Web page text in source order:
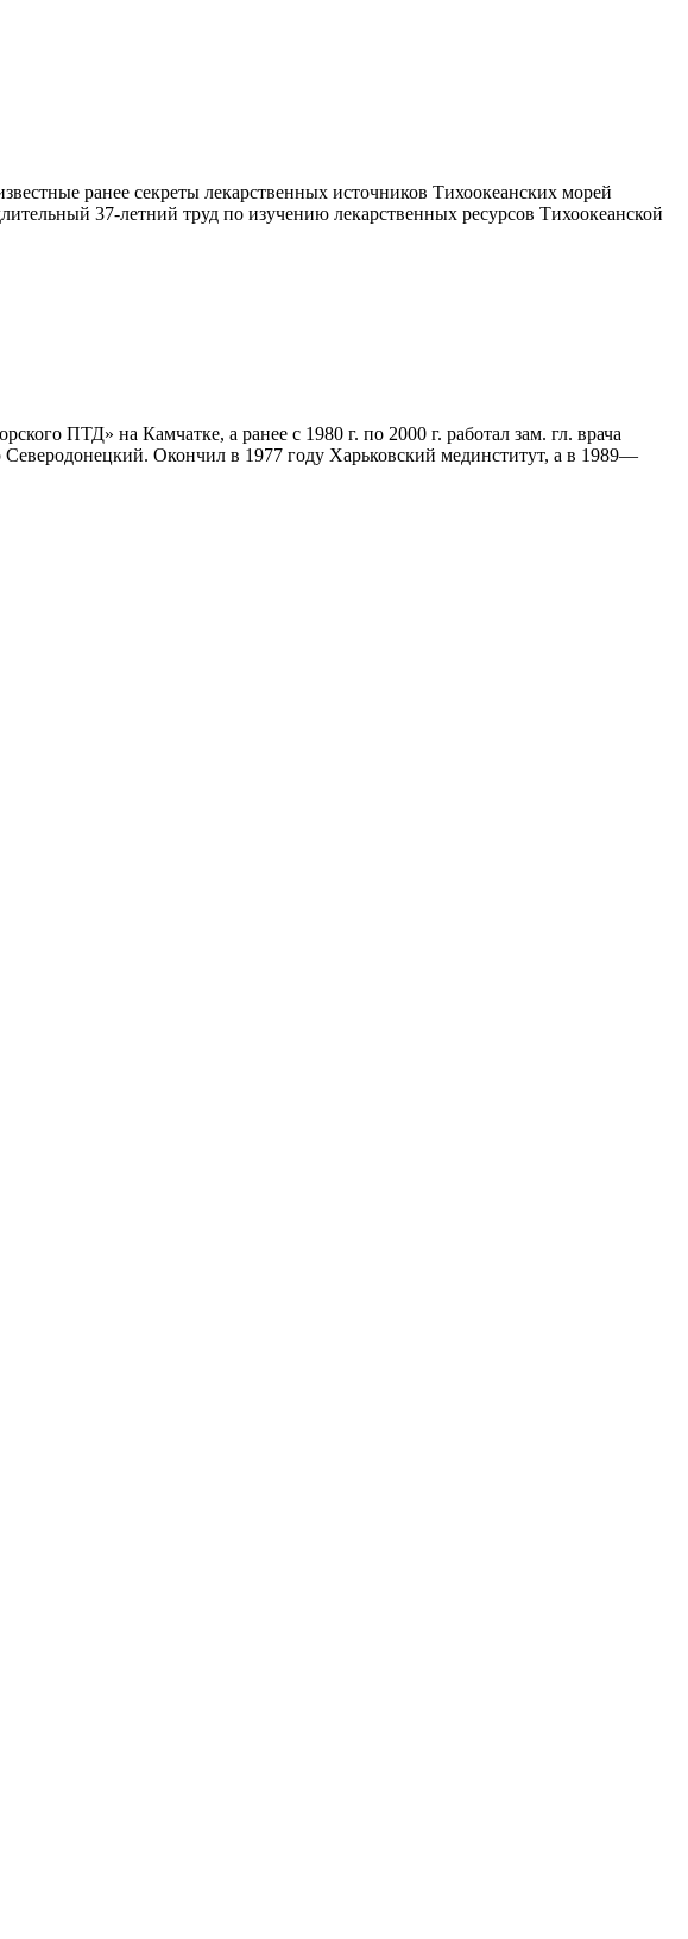
ранее секреты лекарственных источников Тихоокеанских морей
37-летний труд по изучению лекарственных ресурсов Тихоокеанской
ПТД» на Камчатке, а ранее с 1980 г. по 2000 г. работал зам. гл. врача
Окончил в 1977 году Харьковский мединститут, а в 1989—